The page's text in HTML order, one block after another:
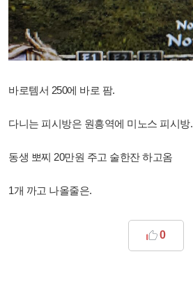
바로템서 250에 바로 팜.
다니는 피시방은 원흥역에 미노스 피시방.
동생 뽀찌 20만원 주고 술한잔 하고옴
1개 까고 나올줄은.
0